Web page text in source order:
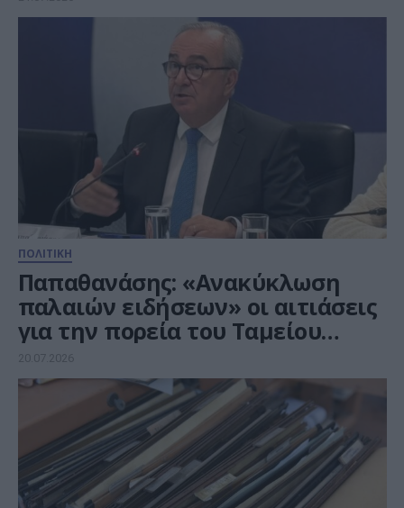
ΠΟΛΙΤΙΚΗ
Παπαθανάσης: «Ανακύκλωση
παλαιών ειδήσεων» οι αιτιάσεις
για την πορεία του Ταμείου
Ανάκαμψης. Στα 29,1 δισ. ευρώ το
σύνολο της απορρόφησης
20.07.2026